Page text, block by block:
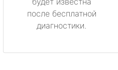
после бесплатной
диагностики.